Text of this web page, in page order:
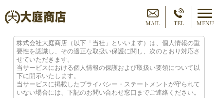
MAIL TEL MENU
株式会社大庭商店（以下「当社」といいます）は、個人情報の重
要性を認識し、その適正な取扱い保護に関し、次のとおり対応さ
せていただきます。
当サービスにおける個人情報の保護および取扱い要領について以
下に開示いたします。
当サービスに掲載したプライバシー・ステートメントが守られて
いない場合には、下記のお問い合わせ窓口までご連絡ください。